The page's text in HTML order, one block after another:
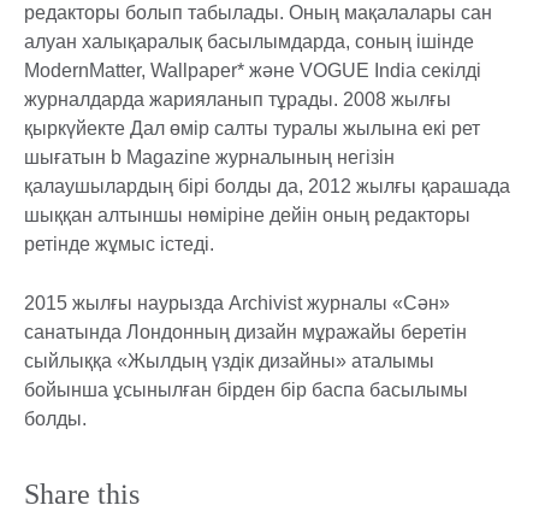
редакторы болып табылады. Оның мақалалары сан
алуан халықаралық басылымдарда, соның ішінде
ModernMatter, Wallpaper* және VOGUE India секілді
журналдарда жарияланып тұрады. 2008 жылғы
қыркүйекте Дал өмір салты туралы жылына екі рет
шығатын b Magazine журналының негізін
қалаушылардың бірі болды да, 2012 жылғы қарашада
шыққан алтыншы нөміріне дейін оның редакторы
ретінде жұмыс істеді.
2015 жылғы наурызда Archivist журналы «Сән»
санатында Лондонның дизайн мұражайы беретін
сыйлыққа «Жылдың үздік дизайны» аталымы
бойынша ұсынылған бірден бір баспа басылымы
болды.
Share this